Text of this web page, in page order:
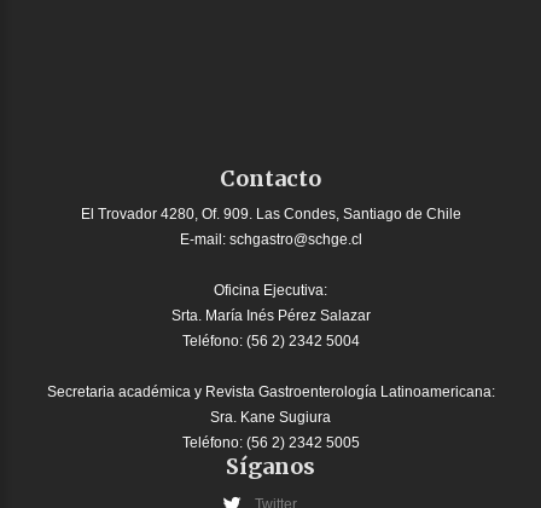
Contacto
El Trovador 4280, Of. 909. Las Condes, Santiago de Chile
E-mail: schgastro@schge.cl
Oficina Ejecutiva:
Srta. María Inés Pérez Salazar
Teléfono: (56 2) 2342 5004
Secretaria académica y Revista Gastroenterología Latinoamericana:
Sra. Kane Sugiura
Teléfono: (56 2) 2342 5005
Síganos
Twitter